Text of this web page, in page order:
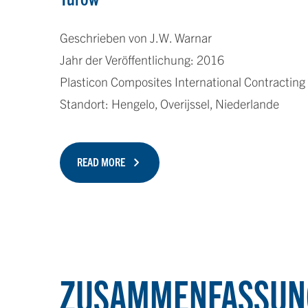
Geschrieben von J.W. Warnar
Jahr der Veröffentlichung: 2016
Plasticon Composites International Contracting
Standort: Hengelo, Overijssel, Niederlande
READ MORE